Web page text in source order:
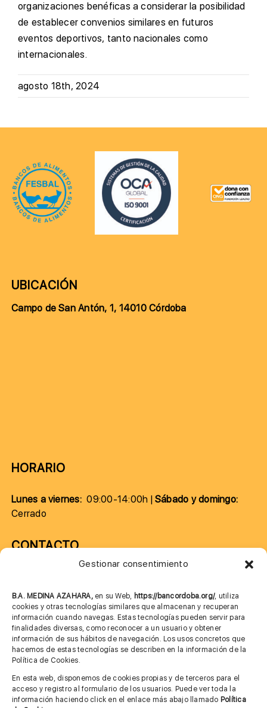
Gestionar consentimiento
B.A. MEDINA AZAHARA, en su Web, https://bancordoba.org/, utiliza
cookies y otras tecnologías similares que almacenan y recuperan
información cuando navegas. Estas tecnologías pueden servir para
finalidades diversas, como reconocer a un usuario y obtener
información de sus hábitos de navegación. Los usos concretos que
hacemos de estas tecnologías se describen en la información de la
Política de Cookies.
En esta web, disponemos de cookies propias y de terceros para el
acceso y registro al formulario de los usuarios. Puede ver toda la
información haciendo click en el enlace más abajo llamado Política
organizaciones benéficas a considerar la posibilidad
de establecer convenios similares en futuros
eventos deportivos, tanto nacionales como
internacionales.
agosto 18th, 2024
UBICACIÓN
Campo de San Antón, 1, 14010 Córdoba
HORARIO
Lunes a viernes:09:00-14:00h |Sábado y domingo:
Cerrado
CONTACTO
685 901 226
MÁS INFORMACIÓN
Aviso legal